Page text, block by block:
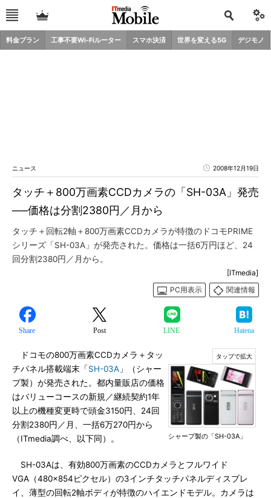
料金プラン 工事不要Wi-Fiルーター スマホ決済 世界を変える5G デジモノ
ニュース 2008年12月19日
タッチ＋800万画素CCDカメラの「SH-03A」発売
──価格は分割2380円／月から
タッチ＋回転2軸＋800万画素CCDカメラが特徴のドコモPRIME
シリーズ「SH-03A」が発売された。価格は一括6万円ほど、24
回分割2380円／月から。
[ITmedia]
PC用表示
関連情報
Share Post LINE Hatena
シャープ製の「SH-03A」
ドコモの800万画素CCDカメラ＋タッ
チパネル搭載端末「SH-03A 」（シャー
プ製）が発売された。都内量販店の価格
はバリューコースの新規／継続契約1年
以上の機種変更時で頭金3150円、24回
分割2380円／月、一括6万270円から
（ITmedia調べ、以下同）。
SH-03Aは、有効800万画素のCCDカメラとフルワイド
VGA（480×854ピクセル）の3インチタッチパネルディスプレ
イ、薄型の回転2軸ボディが特徴のハイエンドモデル。カメラは